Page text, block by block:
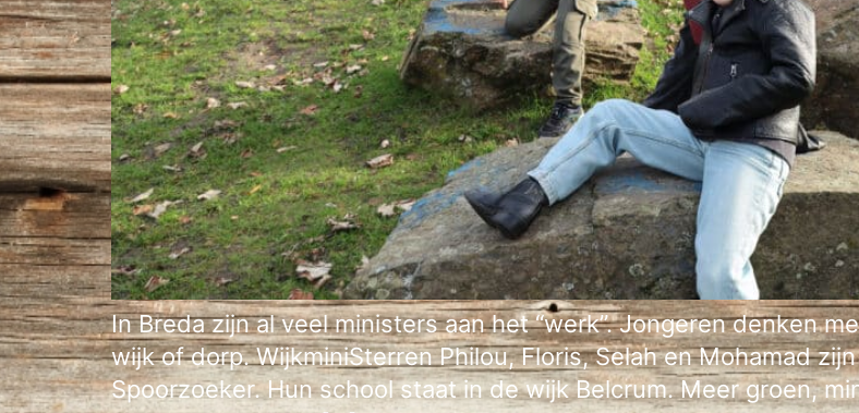
In Breda zijn al veel ministers aan het “werk”. Jongeren denken
wijk of dorp. WijkminiSterren Philou, Floris, Selah en Mohamad
Spoorzoeker. Hun school staat in de wijk Belcrum. Meer groen,